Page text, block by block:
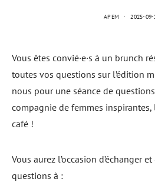
APEM 2025-09-
Vous êtes convié·e·s à un brunch
toutes vos questions sur l’édition
nous pour une séance de
compagnie de femmes
café !
Vous aurez l’occasion d’échanger
questions à :